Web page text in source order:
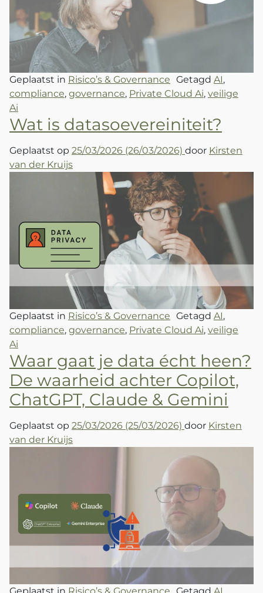
Geplaatst in Risico’s & Governance Getagd AI,
compliance, governance, Private Cloud Ai, veilige
Ai
Wat is datasoevereiniteit?
Geplaatst op 25/03/2026 (26/03/2026) door Kirsten
van der Kruijs
Geplaatst in Risico’s & Governance Getagd AI,
compliance, governance, Private Cloud Ai, veilige
Ai
Waar gaat je data écht heen?
De waarheid achter Copilot,
ChatGPT, Claude & Gemini
Geplaatst op 25/03/2026 (25/03/2026) door Kirsten
van der Kruijs